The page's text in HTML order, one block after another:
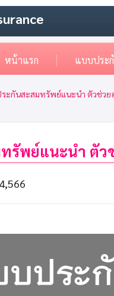
หน้าแรก แบบประ
ะกันสะสมทรัพย์แนะนำ ตัวช่วย
รัพย์แนะนำ ตั